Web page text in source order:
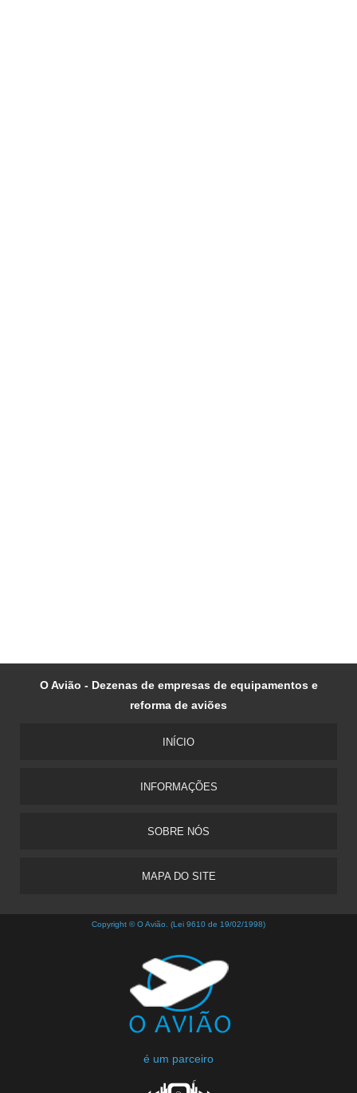
O Avião - Dezenas de empresas de equipamentos e
reforma de aviões
INÍCIO
INFORMAÇÕES
SOBRE NÓS
MAPA DO SITE
Copyright © O Avião. (Lei 9610 de 19/02/1998)
é um parceiro